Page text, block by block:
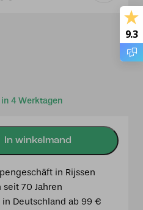
4 Werktagen
in Rijssen
seit 70 Jahren
in Deutschland ab 99 €
9.3